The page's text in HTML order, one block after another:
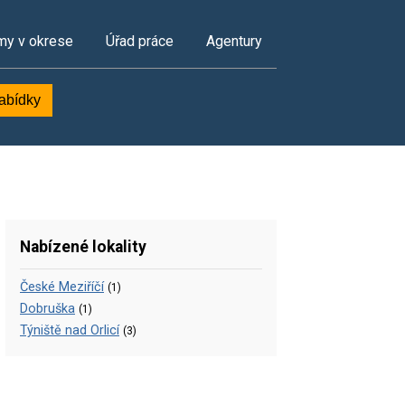
v okrese Úřad práce Agentury
Nabízené lokality
České Meziříčí (1)
Dobruška (1)
Týniště nad Orlicí (3)